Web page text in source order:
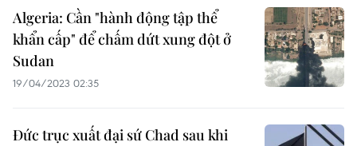
Algeria: Cần "hành động tập thể
khẩn cấp" để chấm dứt xung đột ở
Sudan
19/04/2023 02:35
Đức trục xuất đại sứ Chad sau khi